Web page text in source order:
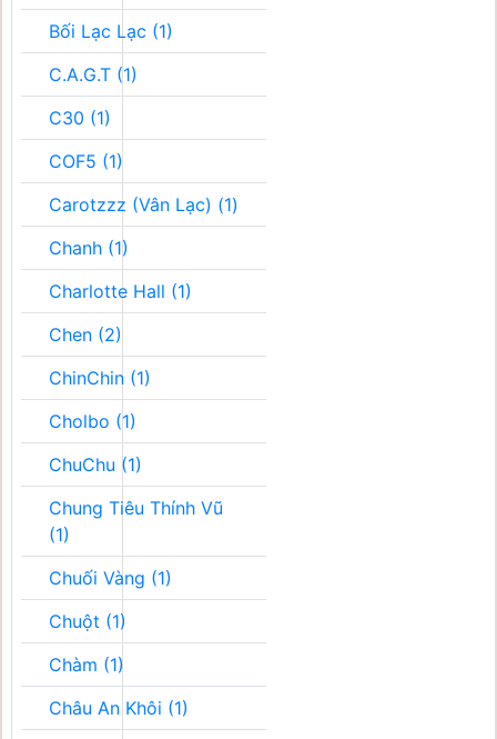
Bối Lạc Lạc (1)
C.A.G.T (1)
C30 (1)
COF5 (1)
Carotzzz (Vân Lạc) (1)
Chanh (1)
Charlotte Hall (1)
Chen (2)
ChinChin (1)
Cholbo (1)
ChuChu (1)
Chung Tiêu Thính Vũ
(1)
Chuối Vàng (1)
Chuột (1)
Chàm (1)
Châu An Khôi (1)